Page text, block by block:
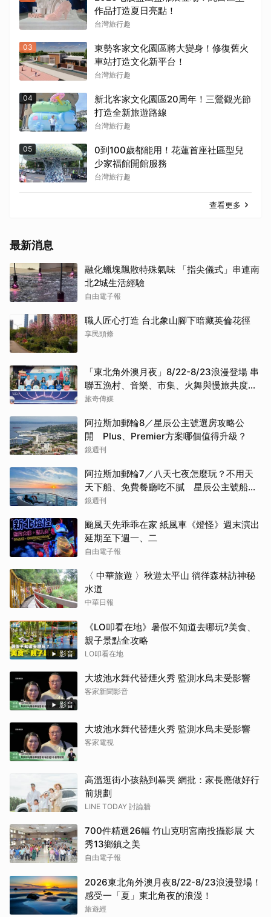
作品打造夏日亮點！
台灣旅行趣
03
東勢客家文化園區將大變身！修復舊火
車站打造文化新平台！
台灣旅行趣
04
新北客家文化園區20周年！三鶯觀光節
打造全新旅遊路線
台灣旅行趣
05
0到100歲都能用！花蓮首座社區型兒
少家福館開館服務
台灣旅行趣
查看更多
最新消息
融化蠟塊飄散特殊氣味 「指尖儀式」串連南
北2城生活經驗
自由電子報
職人匠心打造 台北象山腳下暗藏英倫花徑
享民頭條
「東北角外澳月夜」8/22-8/23浪漫登場 串
聯五漁村、音樂、市集、火舞與慢旅共度夏
夜
旅奇傳媒
阿拉斯加郵輪8／星辰公主號選房攻略公
開 Plus、Premier方案哪個值得升級？
鏡週刊
阿拉斯加郵輪7／八天七夜怎麼玩？不用天
天下船、免費餐廳吃不膩 星辰公主號船上
一日生活公開
鏡週刊
颱風天先乖乖在家 紙風車《燈怪》週末演出
延期至下週一、二
自由電子報
〈 中華旅遊 〉秋遊太平山 徜徉森林訪神秘
水道
中華日報
影音
《LO叩看在地》暑假不知道去哪玩?美食、
親子景點全攻略
LO叩看在地
影音
大坡池水舞代替煙火秀 監測水鳥未受影響
客家新聞影音
大坡池水舞代替煙火秀 監測水鳥未受影響
客家電視
高溫逛街小孩熱到暴哭 網批：家長應做好行
前規劃
LINE TODAY 討論牆
700件精選26幅 竹山克明宮南投攝影展 大
秀13鄉鎮之美
自由電子報
2026東北角外澳月夜8/22-8/23浪漫登場！
感受一「夏」東北角夜的浪漫！
旅遊經